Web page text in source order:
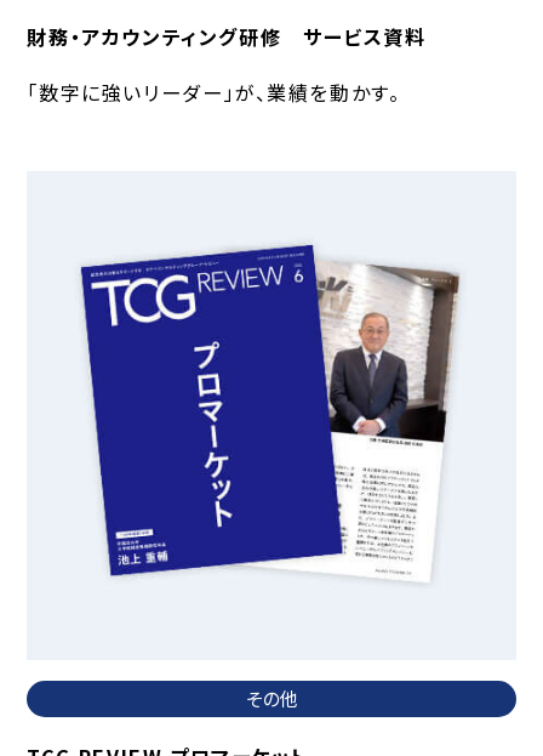
財務・アカウンティング研修 サービス資料
「数字に強いリーダー」が、業績を動かす。
その他